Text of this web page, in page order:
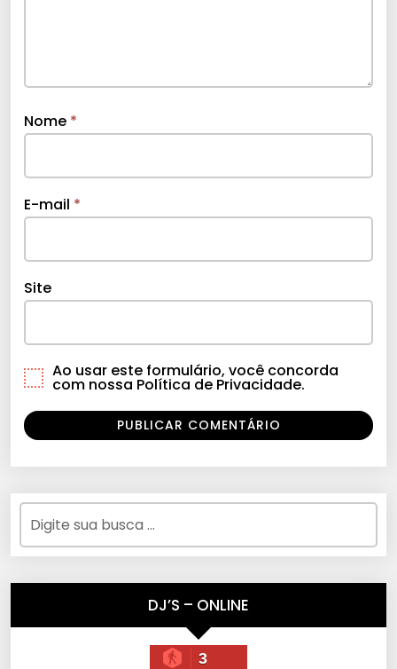
Nome *
E-mail *
Site
Ao usar este formulário, você concorda
com nossa Política de Privacidade.
DJ’S – ONLINE
3